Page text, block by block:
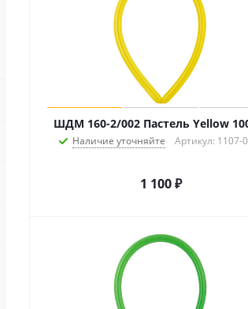
ШДМ 160-2/002 Пастель Yellow
Наличие уточняйте Артикул: 1107-
1 100₽